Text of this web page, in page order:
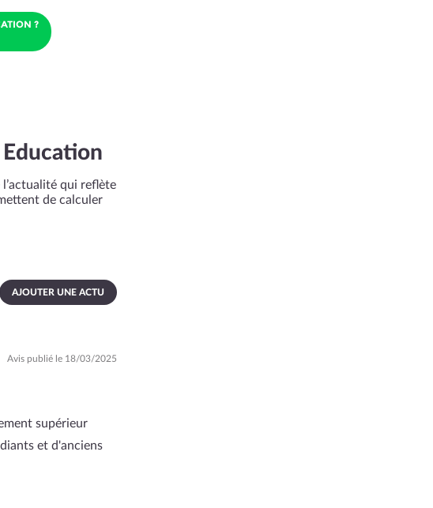
?
qui reflète
de calculer
AJOUTER UNE ACTU
Avis publié le 18/03/2025
supérieur
et d'anciens